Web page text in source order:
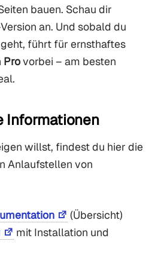
bauen. Schau dir
an. Und sobald du
führt für ernsthaftes
Provorbei – am besten
Informationen
willst, findest du hier die
Anlaufstellen von
(Übersicht)
mit Installation und